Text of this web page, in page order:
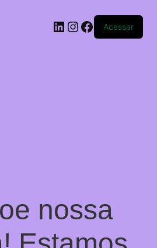
LinkedIn
Instagram
Facebook
Acessar
nossa